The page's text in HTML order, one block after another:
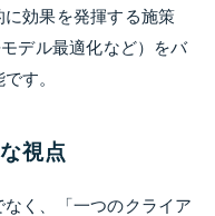
効果を発揮する施策
デル最適化など）をバ
す。
視点
く、「一つのクライア